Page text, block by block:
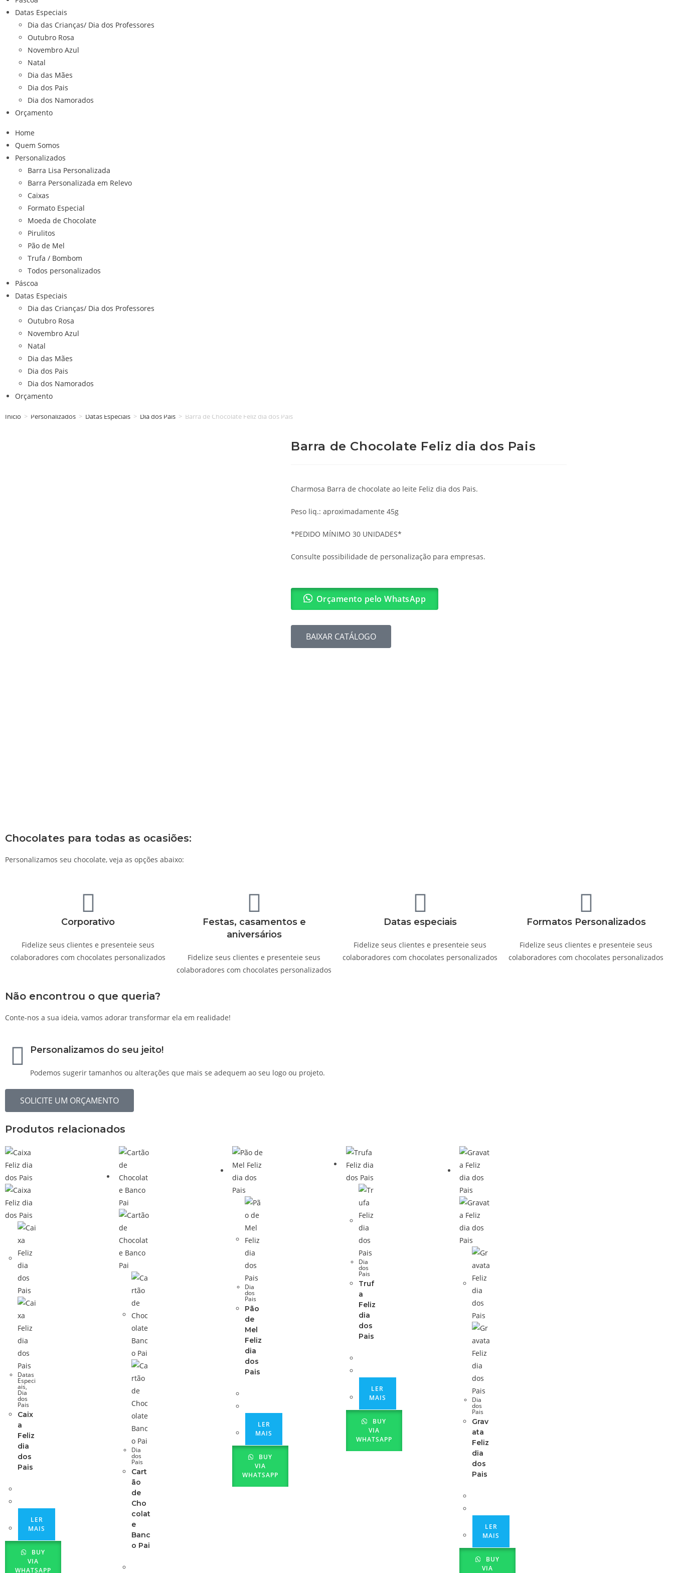
Datas Especiais
Dia das Crianças/ Dia dos Professores
Outubro Rosa
Novembro Azul
Natal
Dia das Mães
Dia dos Pais
Dia dos Namorados
Orçamento
Home
Quem Somos
Personalizados
Barra Lisa Personalizada
Barra Personalizada em Relevo
Caixas
Formato Especial
Moeda de Chocolate
Pirulitos
Pão de Mel
Trufa / Bombom
Todos personalizados
Páscoa
Datas Especiais
Dia das Crianças/ Dia dos Professores
Outubro Rosa
Novembro Azul
Natal
Dia das Mães
Dia dos Pais
Dia dos Namorados
Orçamento
Início > Personalizados > Datas Especiais > Dia dos Pais > Barra de Chocolate Feliz dia dos Pais
Barra de Chocolate Feliz dia dos Pais
Charmosa Barra de chocolate ao leite Feliz dia dos Pais.
Peso liq.: aproximadamente 45g
*PEDIDO MÍNIMO 30 UNIDADES*
Consulte possibilidade de personalização para empresas.
Orçamento pelo WhatsApp
BAIXAR CATÁLOGO
Chocolates para todas as ocasiões:
Personalizamos seu chocolate, veja as opções abaixo:
Corporativo
Fidelize seus clientes e presenteie seus
colaboradores com chocolates personalizados
Festas, casamentos e
aniversários
Fidelize seus clientes e presenteie seus
colaboradores com chocolates personalizados
Datas especiais
Fidelize seus clientes e presenteie seus
colaboradores com chocolates personalizados
Formatos Personalizados
Fidelize seus clientes e presenteie seus
colaboradores com chocolates personalizados
Não encontrou o que queria?
Conte-nos a sua ideia, vamos adorar transformar ela em realidade!
Personalizamos do seu jeito!
Podemos sugerir tamanhos ou alterações que mais se adequem ao seu logo ou projeto.
SOLICITE UM ORÇAMENTO
Produtos relacionados
Datas
Especi
ais,
Dia
dos
Pais
Caix
a
Feliz
dia
dos
Pais
LER
MAIS
BUY
VIA
WHATSAPP
Dia
dos
Pais
Cart
ão
de
Cho
colat
e
Banc
o Pai
Dia
dos
Pais
Pão
de
Mel
Feliz
dia
dos
Pais
LER
MAIS
BUY
VIA
WHATSAPP
Dia
dos
Pais
Truf
a
Feliz
dia
dos
Pais
LER
MAIS
BUY
VIA
WHATSAPP
Dia
dos
Pais
Grav
ata
Feliz
dia
dos
Pais
LER
MAIS
BUY
VIA